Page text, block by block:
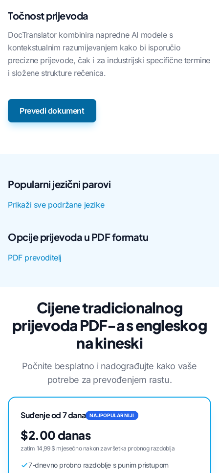
Točnost prijevoda
DocTranslator kombinira napredne AI modele s
kontekstualnim razumijevanjem kako bi isporučio
precizne prijevode, čak i za industrijski specifične termine
i složene strukture rečenica.
Prevedi dokument
Popularni jezični parovi
Prikaži sve podržane jezike
Opcije prijevoda u PDF formatu
PDF prevoditelj
Cijene tradicionalnog
prijevoda PDF-a s engleskog
na kineski
Počnite besplatno i nadograđujte kako vaše
potrebe za prevođenjem rastu.
Suđenje od 7 dana NAJPOPULARNIJI
$2.00 danas
zatim 14,99 $ mjesečno nakon završetka probnog razdoblja
7-dnevno probno razdoblje s punim pristupom